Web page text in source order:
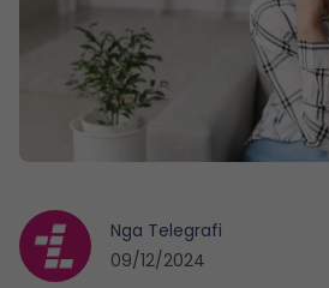
Nga Telegrafi
09/12/2024